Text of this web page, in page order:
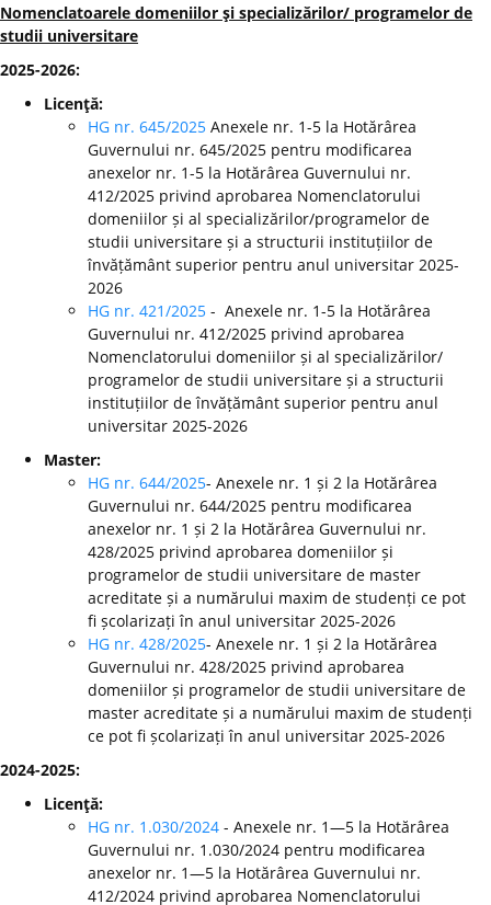
Nomenclatoarele domeniilor şi specializărilor/ programelor de
studii universitare
2025-2026:
Licenţă:
HG nr. 645/2025 Anexele nr. 1-5 la Hotărârea
Guvernului nr. 645/2025 pentru modificarea
anexelor nr. 1-5 la Hotărârea Guvernului nr.
412/2025 privind aprobarea Nomenclatorului
domeniilor și al specializărilor/programelor de
studii universitare și a structurii instituțiilor de
învățământ superior pentru anul universitar 2025-
2026
HG nr. 421/2025 - Anexele nr. 1-5 la Hotărârea
Guvernului nr. 412/2025 privind aprobarea
Nomenclatorului domeniilor și al specializărilor/
programelor de studii universitare și a structurii
instituțiilor de învățământ superior pentru anul
universitar 2025-2026
Master:
HG nr. 644/2025- Anexele nr. 1 și 2 la Hotărârea
Guvernului nr. 644/2025 pentru modificarea
anexelor nr. 1 și 2 la Hotărârea Guvernului nr.
428/2025 privind aprobarea domeniilor și
programelor de studii universitare de master
acreditate și a numărului maxim de studenți ce pot
fi școlarizați în anul universitar 2025-2026
HG nr. 428/2025- Anexele nr. 1 și 2 la Hotărârea
Guvernului nr. 428/2025 privind aprobarea
domeniilor și programelor de studii universitare de
master acreditate și a numărului maxim de studenți
ce pot fi școlarizați în anul universitar 2025-2026
2024-2025:
Licenţă:
HG nr. 1.030/2024 - Anexele nr. 1—5 la Hotărârea
Guvernului nr. 1.030/2024 pentru modificarea
anexelor nr. 1—5 la Hotărârea Guvernului nr.
412/2024 privind aprobarea Nomenclatorului